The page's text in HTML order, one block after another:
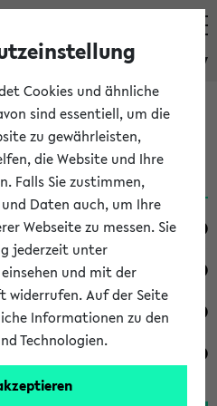
eKVV
eKVV
Cookies und ähnliche
sind essentiell, um die
zu gewährleisten,
die Website und Ihre
Falls Sie zustimmen,
Daten auch, um Ihre
Webseite zu messen. Sie
jederzeit unter
einsehen und mit der
widerrufen. Auf der Seite
Informationen zu den
Technologien.